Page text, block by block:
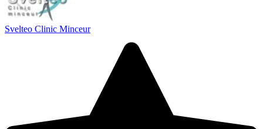
Svelteo Clinic Minceur